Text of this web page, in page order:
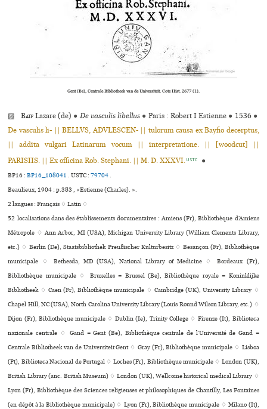
Gent (Be), Centrale Bibliotheek van de Universiteit. Cote Hist. 2677 (1).
▨Baïf Lazare (de) ● De vasculis libellus ● Paris : Robert I Estienne ● 1536 ●
De vasculis li- || BELLVS, ADVLESCEN- || tulorum causa ex Bayfio decerptus,
|| addita vulgari Latinarum vocum || interpretatione. || [woodcut] ||
PARISIIS. || Ex officina Rob. Stephani. || M. D. XXXVI. USTC ●
BP16 :BP16_108041 .USTC :79704.
Beaulieux, 1904 : p.383 , «Estienne (Charles). ».
2 langues :Français ♢Latin ♢
52 localisations dans des établissements documentaires : Amiens (Fr), Bibliothèque d’Amiens
Métropole ♢ Ann Arbor, MI (USA), Michigan University Library (William Clements Library,
etc.) ♢ Berlin (De), Staatsbibliothek Preußischer Kulturbesitz ♢ Besançon (Fr), Bibliothèque
muni­ci­pale ♢ Bethesda, MD (USA), National Library of Medicine ♢ Bordeaux (Fr),
Bibliothèque muni­ci­pale ♢ Bruxelles = Brussel (Be), Bibliothèque royale = Koninklijke
Bibliotheek ♢ Caen (Fr), Bibliothèque muni­ci­pale ♢ Cambridge (UK), University Library ♢
Chapel Hill, NC (USA), North Carolina University Library (Louis Round Wilson Library, etc.) ♢
Dijon (Fr), Bibliothèque muni­ci­pale ♢ Dublin (Ie), Trinity College ♢ Firenze (It), Biblioteca
nazio­nale cen­trale ♢ Gand = Gent (Be), Bibliothèque centrale de l’Université de Gand =
Centrale Bibliotheek van de Universiteit Gent ♢ Gray (Fr), Bibliothèque muni­ci­pale ♢ Lisboa
(Pt), Biblioteca Nacional de Portugal ♢ Loches (Fr), Bibliothèque muni­ci­pale ♢ London (UK),
British Library (anc. British Museum) ♢ London (UK), Wellcome his­to­ri­cal medi­cal Library ♢
Lyon (Fr), Bibliothèque des Sciences reli­gieu­ses et phi­lo­so­phi­ques de Chantilly, Les Fontaines
(en dépôt à la Bibliothèque muni­ci­pale) ♢ Lyon (Fr), Bibliothèque muni­ci­pale ♢ Milano (It),